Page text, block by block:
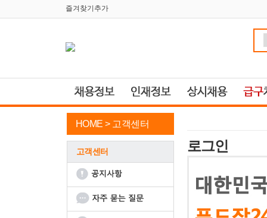
즐겨찾기추가
HOME > 고객센터
고객센터 로그인